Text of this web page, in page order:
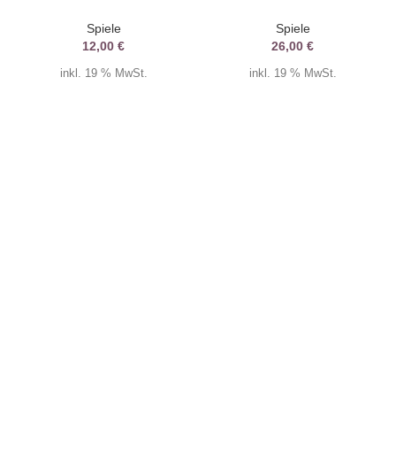
Spiele
12,00 €
inkl. 19 % MwSt.
Spiele
26,00 €
inkl. 19 % MwSt.